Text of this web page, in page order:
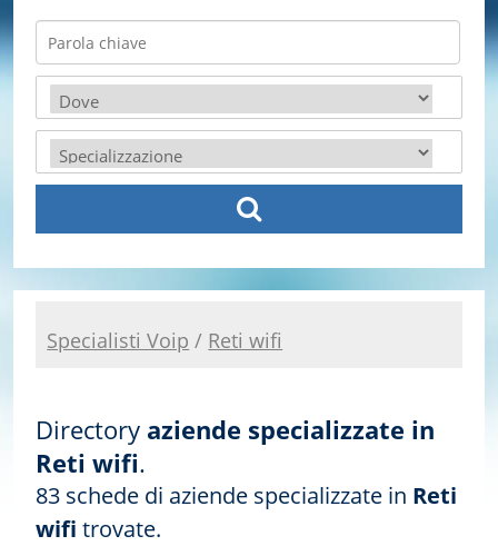
Specialisti Voip / Reti wifi
Directory aziende specializzate in
Reti wifi.
83 schede di aziende specializzate in Reti
wifi trovate.